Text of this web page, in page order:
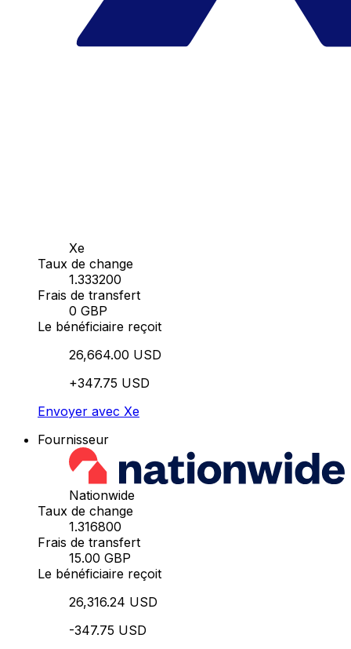
Xe
Taux de change
1.333200
Frais de transfert
0 GBP
Le bénéficiaire reçoit
26,664.00 USD
+347.75 USD
Envoyer avec Xe
Fournisseur
Nationwide
Taux de change
1.316800
Frais de transfert
15.00 GBP
Le bénéficiaire reçoit
26,316.24 USD
-347.75 USD